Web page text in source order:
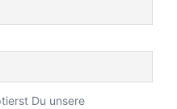
Du unsere